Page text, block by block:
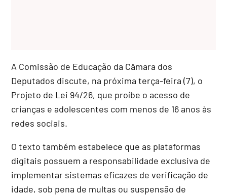
A Comissão de Educação da Câmara dos
Deputados discute, na próxima terça-feira (7), o
Projeto de Lei 94/26, que proíbe o acesso de
crianças e adolescentes com menos de 16 anos às
redes sociais.
O texto também estabelece que as plataformas
digitais possuem a responsabilidade exclusiva de
implementar sistemas eficazes de verificação de
idade, sob pena de multas ou suspensão de